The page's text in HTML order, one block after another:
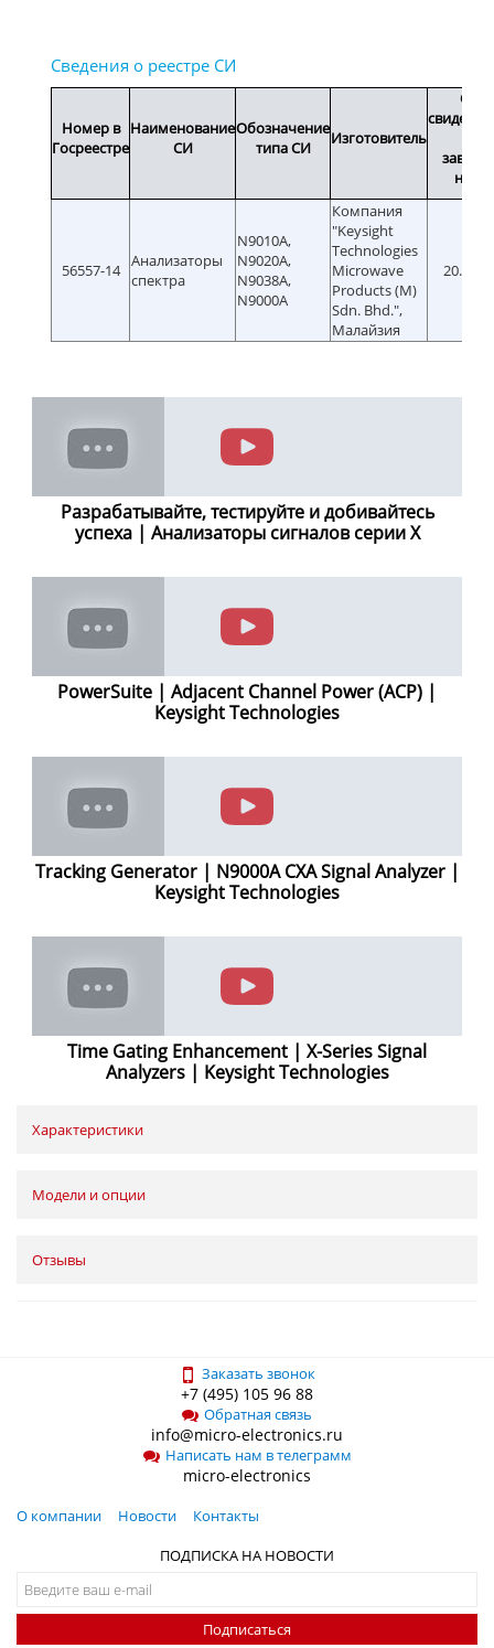
Номер в
Госреестре
Наименование
СИ
Обозначение
типа СИ
Изготовитель
Срок
56557-14 Анализаторы
спектра
N9010A,
N9020A,
N9038A,
N9000A
Компания
"Keysight
Technologies
Microwave
Products (M)
Sdn. Bhd.",
Малайзия
Разрабатывайте, тестируйте и добивайтесь
успеха | Анализаторы сигналов серии X
PowerSuite | Adjacent Channel Power (ACP) |
Keysight Technologies
Tracking Generator | N9000A CXA Signal Analyzer |
Keysight Technologies
Time Gating Enhancement | X-Series Signal
Analyzers | Keysight Technologies
Характеристики
Модели и опции
Отзывы
Заказать звонок
+7 (495) 105 96 88
Обратная связь
info@micro-electronics.ru
Написать нам в телеграмм
micro-electronics
О компании Новости
Контакты
ПОДПИСКА НА НОВОСТИ
Подписаться